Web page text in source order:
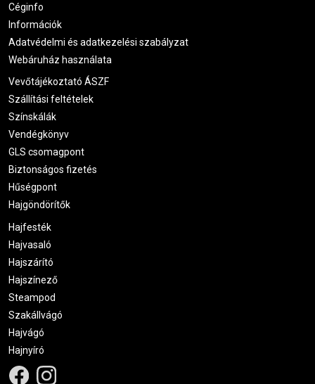
Céginfo
Információk
Adatvédelmi és adatkezelési szabályzat
Webáruház használata
Vevőtájékoztató ÁSZF
Szállítási feltételek
Színskálák
Vendégkönyv
GLS csomagpont
Biztonságos fizetés
Hűségpont
Hajgöndörítők
Hajfesték
Hajvasaló
Hajszárító
Hajszínező
Steampod
Szakállvágó
Hajvágó
Hajnyíró